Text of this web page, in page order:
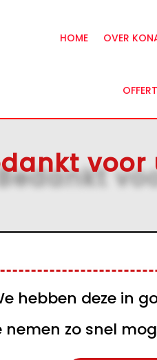
HOME OVER
hebben deze in
nemen zo snel